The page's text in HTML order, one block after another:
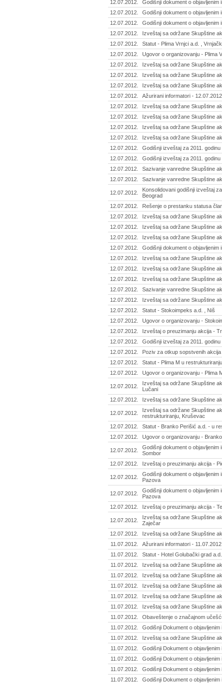
12.07.2012.
Godišnji dokument o objavljenim
12.07.2012.
Godišnji dokument o objavljenim
12.07.2012.
Godišnji dokument o objavljenim
12.07.2012.
Izveštaj sa održane Skupštine
12.07.2012.
Statut - Plima Vrnjci a.d. ,
12.07.2012.
Ugovor o organizovanju - Plima
12.07.2012.
Izveštaj sa održane Skupštine
12.07.2012.
Izveštaj sa održane Skupštine
12.07.2012.
Izveštaj sa održane Skupštine
12.07.2012.
Ažurirani informatori - 12.07.2012
12.07.2012.
Izveštaj sa održane Skupštine
12.07.2012.
Izveštaj sa održane Skupštine
12.07.2012.
Izveštaj sa održane Skupštine
12.07.2012.
Izveštaj sa održane Skupštine
12.07.2012.
Godišnji izveštaj za 2011.
12.07.2012.
Godišnji izveštaj za 2011.
12.07.2012.
Sazivanje vanredne Skupštine
12.07.2012.
Sazivanje vanredne Skupštine
12.07.2012.
Konsolidovani godišnji izveštaj
Beograd
12.07.2012.
Rešenje o prestanku statusa
12.07.2012.
Izveštaj sa održane Skupštine
12.07.2012.
Izveštaj sa održane Skupštine
12.07.2012.
Izveštaj sa održane Skupštine
12.07.2012.
Godišnji dokument o objavljenim
12.07.2012.
Izveštaj sa održane Skupštine
12.07.2012.
Izveštaj sa održane Skupštine
12.07.2012.
Izveštaj sa održane Skupštine
12.07.2012.
Sazivanje vanredne Skupštine
12.07.2012.
Izveštaj sa održane Skupštine
12.07.2012.
Statut - Stokoimpeks a.d. , Niš
12.07.2012.
Ugovor o organizovanju -
12.07.2012.
Izveštaj o preuzimanju akcija -
12.07.2012.
Godišnji izveštaj za 2011.
12.07.2012.
Poziv za otkup sopstvenih
12.07.2012.
Statut - Plima M u
12.07.2012.
Ugovor o organizovanju - Plima
12.07.2012.
Izveštaj sa održane Skupštine
Lučani
12.07.2012.
Izveštaj sa održane Skupštine
12.07.2012.
Izveštaj sa održane Skupštine
restrukturiranju, Kruševac
12.07.2012.
Statut - Branko Perišić a.d. - u
12.07.2012.
Ugovor o organizovanju -
12.07.2012.
Godišnji dokument o
Sombor
12.07.2012.
Izveštaj o preuzimanju akcija -
12.07.2012.
Godišnji dokument o
Pazova
12.07.2012.
Godišnji dokument o
Pazova
12.07.2012.
Izveštaj o preuzimanju akcija -
12.07.2012.
Izveštaj sa održane Skupštine
Zaječar
12.07.2012.
Izveštaj sa održane Skupštine
11.07.2012.
Ažurirani informatori - 11.07.2012
11.07.2012.
Statut - Hotel Golubački grad
11.07.2012.
Izveštaj sa održane Skupštine
11.07.2012.
Izveštaj sa održane Skupštine
11.07.2012.
Izveštaj sa održane Skupštine
11.07.2012.
Izveštaj sa održane Skupštine
11.07.2012.
Izveštaj sa održane Skupštine
11.07.2012.
Obaveštenje o značajnom
11.07.2012.
Godišnji Dokument o
11.07.2012.
Izveštaj sa održane Skupštine
11.07.2012.
Godišnji Dokument o
11.07.2012.
Godišnji Dokument o
11.07.2012.
Godišnji Dokument o
11.07.2012.
Godišnji Dokument o